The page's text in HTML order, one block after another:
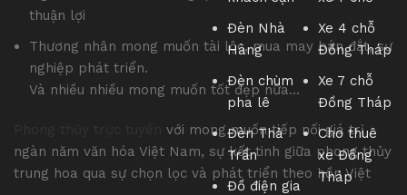
thuận lợi
Thương nhân mong muốn tài lộc, mua may bán đắt, sự
nghiệp phát triển.
Và nhiều nhiều mong muốn tốt đẹp nữa…
với mong muốn tiếp nối giá trị
ngàn năm văn hóa Việt Nam, sự kết tinh giữa phong thủy
trung hoa qua sự chọn lọc và phát triển theo hồn Việt
Đèn Nhà
Hàng
Đèn chùm
pha lê
Đèn Thả
Trần
Đồ điện gia
Xe 4 chỗ
Đồng Tháp
Xe 7 chỗ
Đồng Tháp
Cho thuê
xe Đồng
Tháp